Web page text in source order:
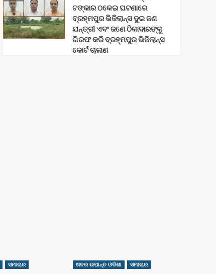
ଟଙ୍କାର ଠକେଇ ଘଟଣାରେ
ବ୍ରହ୍ମପୁର ଭିଜିଲାନ୍ସ ଦୁଇ ଜଣ
ଯନ୍ତ୍ରୀ ଏବଂ ଜଣେ ଠିକାଦାରଙ୍କୁ
ଗିରଫ କରି ବ୍ରହ୍ମପୁର ଭିଜିଲାନ୍ସ
କୋର୍ଟ ଚାଲାଣ
ସମାଚାର ଖବର ଉପାନ୍ତ ଓଡିଶା ସମାଚାର